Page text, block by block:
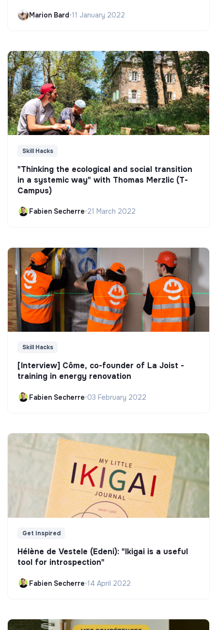
Marion Bard•11 January 2022
Skill Hacks
"Thinking the ecological and social transition
in a systemic way" with Thomas Merzlic (T-
Campus)
Fabien Secherre•21 March 2022
Skill Hacks
[Interview] Côme, co-founder of La Joist -
training in energy renovation
Fabien Secherre•03 February 2022
Get Inspired
Hélène de Vestele (Edeni): "Ikigai is a useful
tool for introspection"
Fabien Secherre•14 April 2022